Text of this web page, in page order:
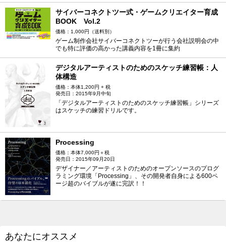
サイバーコネクトツー式・ゲームクリエイター育成
BOOK Vol.2
価格：1,000円（送料別）
ゲーム制作会社サイバーコネクトツーが行う会社説明会の中
でも特に評価の高かった講義内容を1冊に集約
デジタルアーティストのためのスケッチ練習帳：人
体構造
価格：本体1,200円 + 税
発売日：2015年9月中旬
「デジタルアーティストのためのスケッチ練習帳」シリーズ
はスケッチの練習ドリルです。
Processing
価格：本体7,000円＋税
発売日：2015年09月20日
デザイナー／アーティストのためのオープンソースのプログ
ラミング環境「Processing」、その開発者自身による600ペ
ージ超のバイブルが遂に完訳！！
あなたにオススメ